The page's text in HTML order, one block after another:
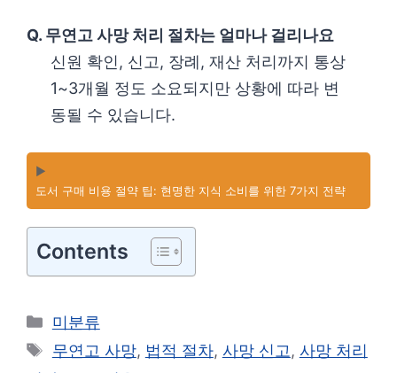
Q. 무연고 사망 처리 절차는 얼마나 걸리나요
신원 확인, 신고, 장례, 재산 처리까지 통상
1~3개월 정도 소요되지만 상황에 따라 변
동될 수 있습니다.
▶️
도서 구매 비용 절약 팁: 현명한 지식 소비를 위한 7가지 전략
Contents
카
테
미분류
태
무연고 사망, 법적 절차, 사망 신고 , 사망 처리